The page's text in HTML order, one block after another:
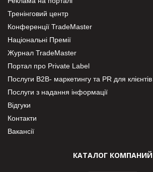
Тренінговий центр
Конференції TradeMaster
Національні Премії
Журнал TradeMaster
Портал про Private Label
Послуги В2В- маркетингу та PR для клієнтів
Послуги з надання інформації
Відгуки
Контакти
Вакансії
КАТАЛОГ КОМПАНИЙ